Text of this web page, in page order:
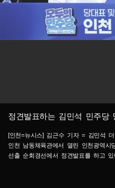
정견발표하는 김민석 민주당
[인천=뉴시스] 김근수 기자 = 김민석
인천 남동체육관에서 열린 인천광역시
선출 순회경선에서 정견발표를 하고